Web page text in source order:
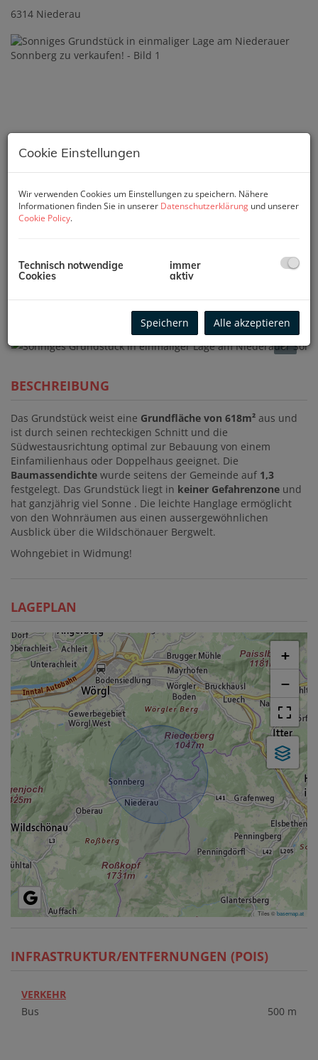
6314 Niederau
BESCHREIBUNG
Das Grundstück weist eine Grundfläche von 618m² aus und
ist durch seinen rechteckigen Schnitt und die
Südwestausrichtung optimal zur Bebauung von einem
Einfamilienhaus oder Doppelhaus geeignet. Die
Baumassendichte wurde seitens der Gemeinde auf 1,3
festgelegt. Das Grundstück liegt in keiner Gefahrenzone und
hat ganzjährig viel Sonne . Die leichte Hanglage ermöglicht
von den Wohnräumen aus einen aussergewöhnlichen
Ausblick über die Wildschönauer Bergwelt.
Wohngebiet in Widmung!
LAGEPLAN
+
−
Tiles ©basemap.at
INFRASTRUKTUR/ENTFERNUNGEN (POIS)
VERKEHR
Bus
500 m
Cookie Einstellungen
Wir verwenden Cookies um Einstellungen zu speichern. Nähere
Informationen finden Sie in unserer Datenschutzerklärung und unserer
Cookie Policy.
Technisch notwendige
Cookies
immer
aktiv
Speichern Alle akzeptieren